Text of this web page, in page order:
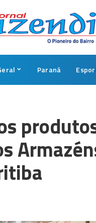
Paraná